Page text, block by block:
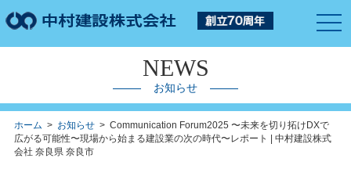
NEWS
お知らせ
ホーム > お知らせ> Communication Forum2025 〜未来を切り拓けDXで
広がる可能性〜現場から始まる建設業の次の時代〜レポート | 中村建設株式
会社 奈良県 奈良市